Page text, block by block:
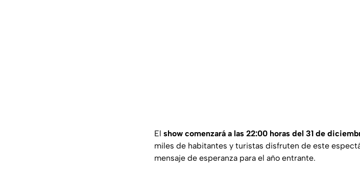
El show comenzará a las 22:00 horas del 31 de
miles de habitantes y turistas disfruten de este
mensaje de esperanza para el año entrante.